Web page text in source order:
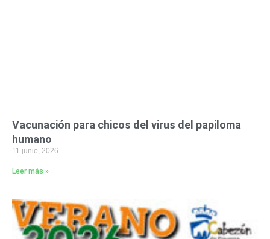
Vacunación para chicos del virus del papiloma
humano
11 junio, 2026
Leer más »